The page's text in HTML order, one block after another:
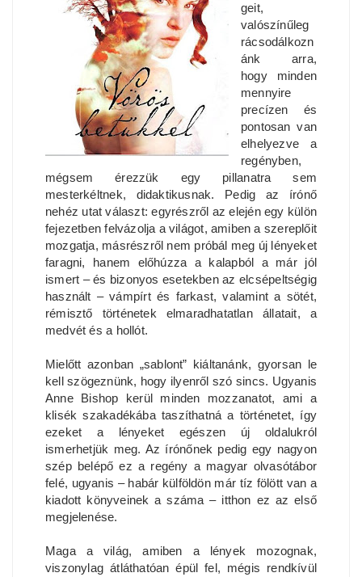
geit,
valószínűleg
rácsodálkozn
ánk arra,
hogy minden
mennyire
precízen és
pontosan van
elhelyezve a
regényben,
mégsem érezzük egy pillanatra sem
mesterkéltnek, didaktikusnak. Pedig az írónő
nehéz utat választ: egyrészről az elején egy külön
fejezetben felvázolja a világot, amiben a szereplőit
mozgatja, másrészről nem próbál meg új lényeket
faragni, hanem előhúzza a kalapból a már jól
ismert – és bizonyos esetekben az elcsépeltségig
használt – vámpírt és farkast, valamint a sötét,
rémisztő történetek elmaradhatatlan állatait, a
medvét és a hollót.
Mielőtt azonban „sablont” kiáltanánk, gyorsan le
kell szögeznünk, hogy ilyenről szó sincs. Ugyanis
Anne Bishop kerül minden mozzanatot, ami a
klisék szakadékába taszíthatná a történetet, így
ezeket a lényeket egészen új oldalukról
ismerhetjük meg. Az írónőnek pedig egy nagyon
szép belépő ez a regény a magyar olvasótábor
felé, ugyanis – habár külföldön már tíz fölött van a
kiadott könyveinek a száma – itthon ez az első
megjelenése.
Maga a világ, amiben a lények mozognak,
viszonylag átláthatóan épül fel, mégis rendkívül